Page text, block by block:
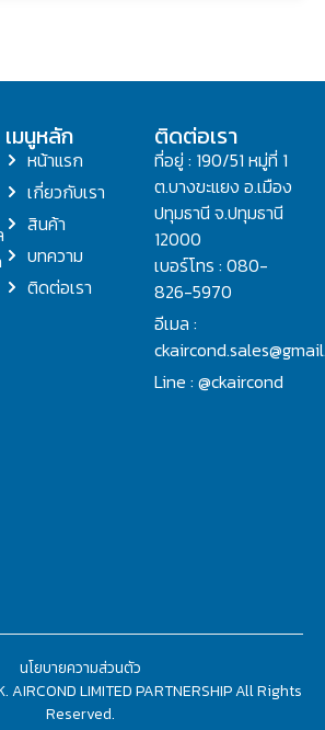
เมนูหลัก
หน้าแรก
เกี่ยวกับเรา
สินค้า
บทความ
ติดต่อเรา
ติดต่อเรา
ที่อยู่ : 190/51 หมู่ที่ 1
ต.บางขะแยง อ.เมือง
ปทุมธานี จ.ปทุมธานี
12000
เบอร์โทร : 080-
826-5970
อีเมล :
Line : @ckaircond
LIMITED PARTNERSHIP All Rights
Reserved.
นโยบายความส่วนตัว